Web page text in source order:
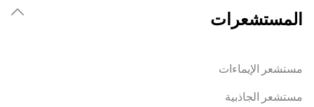
المستشعرات
مستشعر الإيماءات
مستشعر الجاذبية